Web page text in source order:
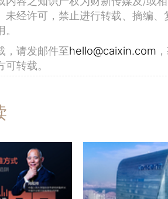
未经许可，禁止进行转载、摘编、
，请发邮件至hello@caixin.com
转载。